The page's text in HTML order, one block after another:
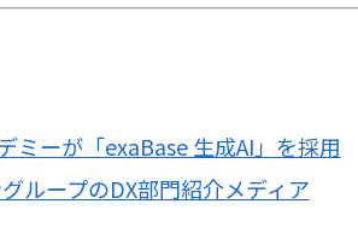
ミーが「exaBase 生成AI」を採用
ループのDX部門紹介メディア